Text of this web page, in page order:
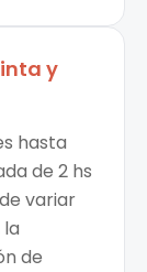
y
hasta
de 2 hs
variar
de